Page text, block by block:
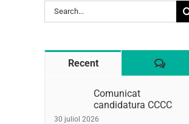
Search
for:
Recent
Comunicat
candidatura CCCC
30 juliol 2026